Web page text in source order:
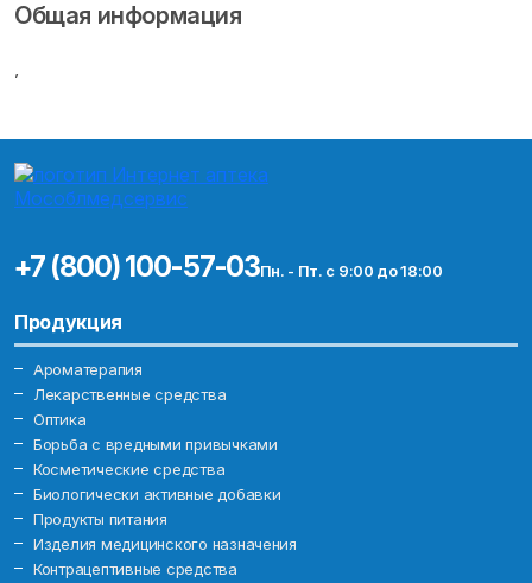
Общая информация
,
+7 (800) 100-57-03Пн. - Пт. с 9:00 до 18:00
Продукция
Ароматерапия
Лекарственные средства
Оптика
Борьба с вредными привычками
Косметические средства
Биологически активные добавки
Продукты питания
Изделия медицинского назначения
Контрацептивные средства